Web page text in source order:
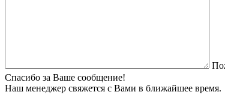
Спасибо за Ваше сообщение!
Наш менеджер свяжется с Вами в ближайшее время.